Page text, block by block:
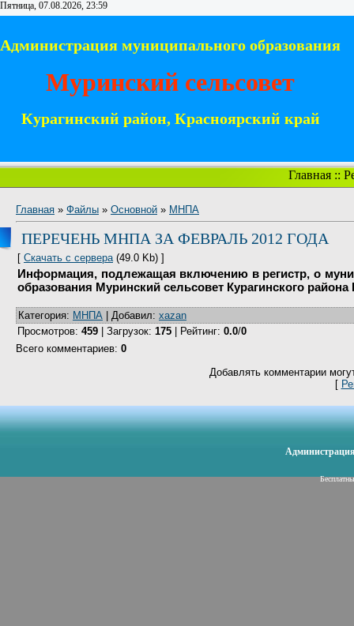
Пятница, 07.08.2026, 23:59
Администрация муниципального образования
Муринский сельсовет
Курагинский район, Красноярский край
Главная::
Главная » Файлы » Основной » МНПА
ПЕРЕЧЕНЬ МНПА ЗА ФЕВРАЛЬ 2012 ГОДА
[ Скачать с сервера(49.0 Kb) ]
Информация, подлежащая включению в регистр, о
образования Муринский сельсовет Курагинского
Категория: МНПА Добавил: xazan
Просмотров: 459 Загрузок: 175 Рейтинг: 0.0/0
Всего комментариев: 0
Добавлять комментарии
[